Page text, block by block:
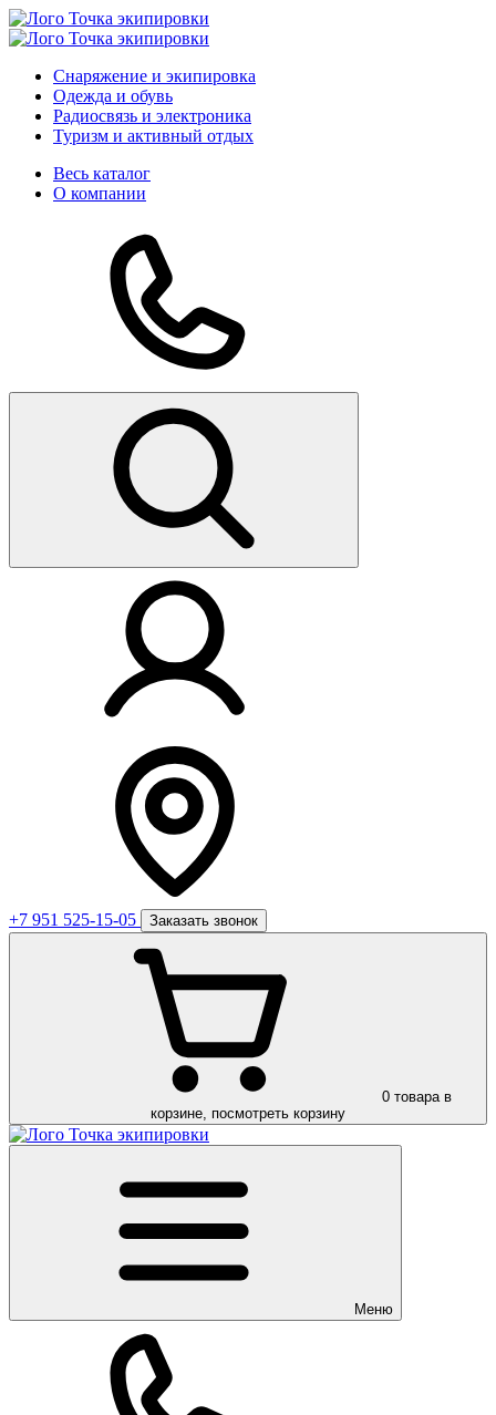
Снаряжение и экипировка
Одежда и обувь
Радиосвязь и электроника
Туризм и активный отдых
Весь каталог
О компании
+7 951 525-15-05 Заказать звонок
0 товара в
корзине, посмотреть корзину
Меню